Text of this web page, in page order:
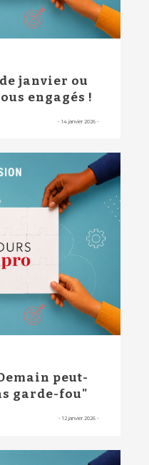
janvier ou
engagés !
- 14 janvier 2026 -
peut-
garde-fou"
- 12 janvier 2026 -